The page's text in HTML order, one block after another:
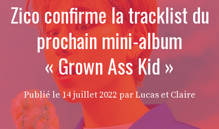
Zico confirme la tracklist du
prochain mini-album
« Grown Ass Kid »
Publié le14 juillet 2022 par Lucas et Claire